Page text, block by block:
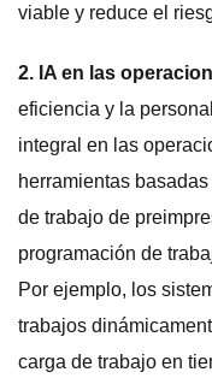
viable y reduce el
2. IA en las
eficiencia y la
integral en las
herramientas
de trabajo de
programación de
Por ejemplo, los
trabajos
carga de trabajo en